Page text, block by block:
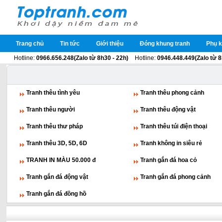
Trang chủ Tin tức Giới thiệu Đóng khung tranh Phụ
Hotline:0966.656.248(Zalo từ 8h30 - 22h) Hotline:0946.448.449(Zalo từ
Tranh thêu tình yêu Tranh thêu phong cảnh
Tranh thêu người Tranh thêu động vật
Tranh thêu thư pháp Tranh thêu túi điện thoại
Tranh thêu 3D, 5D, 6D Tranh không in siêu rẻ
TRANH IN MÀU 50.000 đ Tranh gắn đá hoa cỏ
Tranh gắn đá động vật Tranh gắn đá phong cảnh
Tranh gắn đá đồng hồ